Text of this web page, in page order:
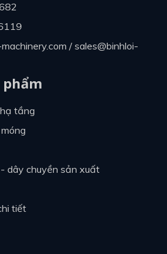
/ sales@binhloi-
phẩm
tầng
- dây chuyền sản xuất
tiết